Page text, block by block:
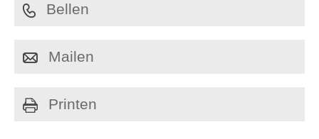
Bellen
Mailen
Printen